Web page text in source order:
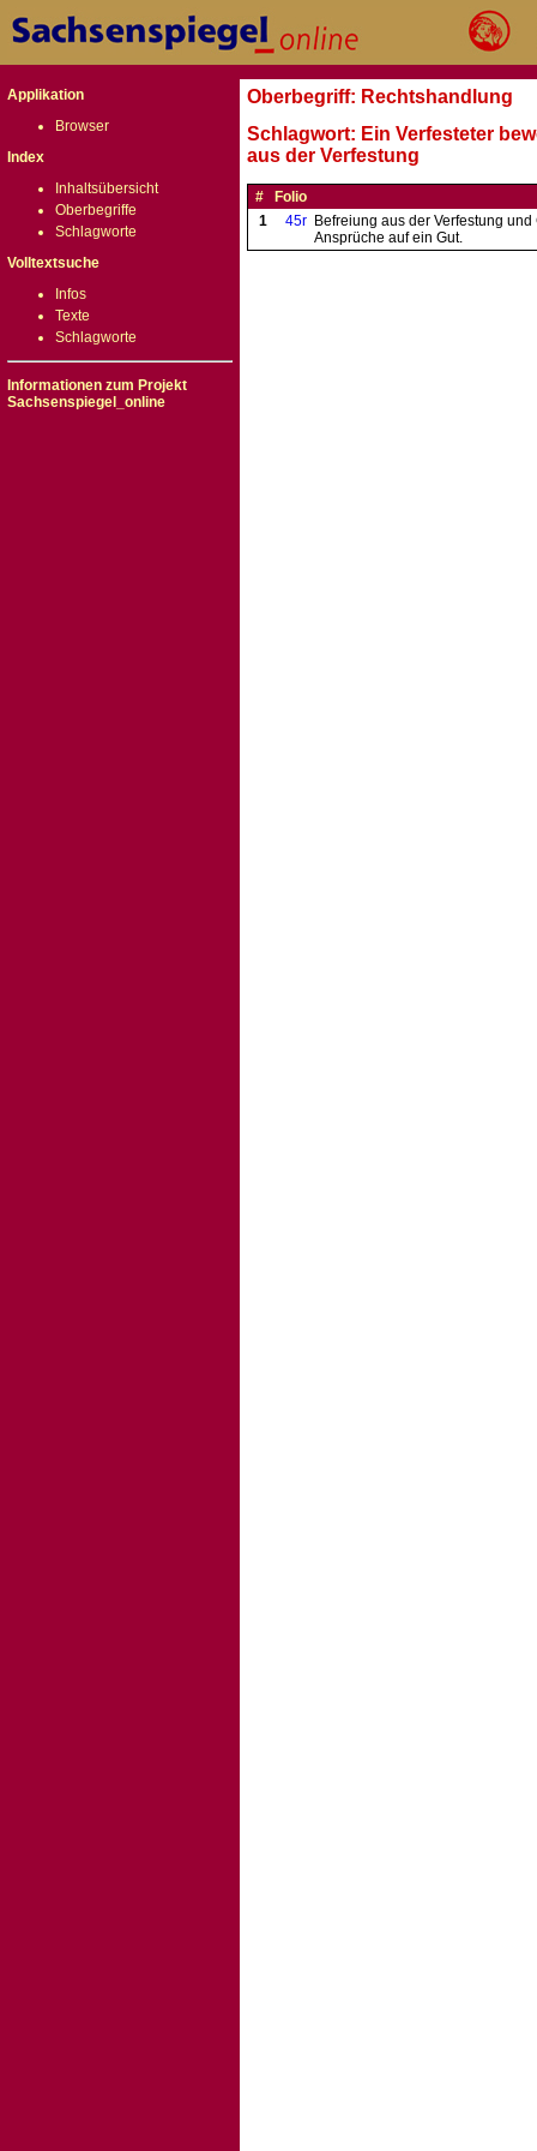
Applikation
Browser
Index
Inhaltsübersicht
Oberbegriffe
Schlagworte
Volltextsuche
Infos
Texte
Schlagworte
Informationen zum Projekt
Sachsenspiegel_online
Oberbegriff: Rechtshandlung
Schlagwort: Ein Verfesteter
aus der Verfestung
#
Folio
1
45r Befreiung aus der Verfestung
Ansprüche auf ein Gut.